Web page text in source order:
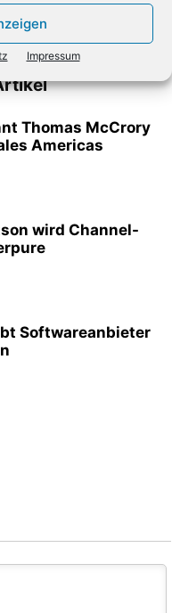
Impressum
Hybrid-Cloud-Anbieter
Thomas McCrory
Americas
wird Channel-
Softwareanbieter